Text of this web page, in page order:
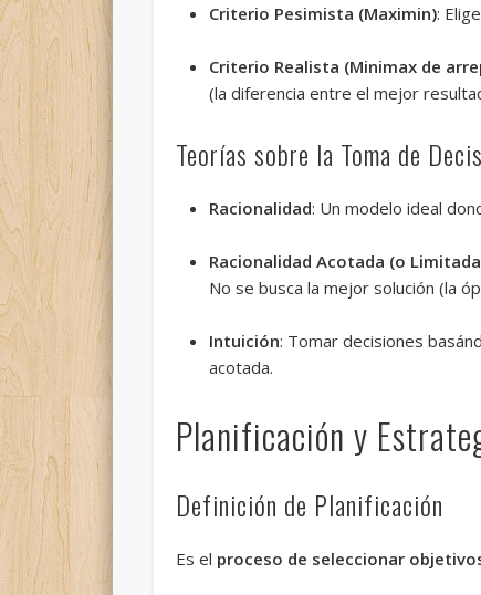
Criterio Pesimista (Maximin):
Criterio Realista (Minimax de
(la diferencia entre el mejor
Teorías sobre la Toma de
Racionalidad: Un modelo ideal
Racionalidad Acotada (o
No se busca la mejor solución (la
Intuición: Tomar decisiones
acotada.
Planificación y
Definición de Planificación
Es el proceso de seleccionar